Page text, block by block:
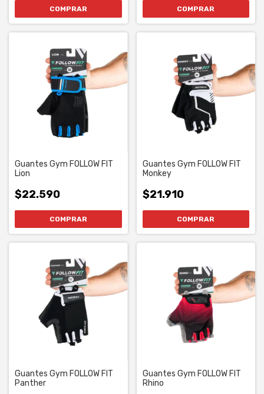
COMPRAR COMPRAR
Guantes Gym FOLLOW FIT
Lion
$22.590
COMPRAR
Guantes Gym FOLLOW FIT
Monkey
$21.910
COMPRAR
Guantes Gym FOLLOW FIT
Panther
Guantes Gym FOLLOW FIT
Rhino